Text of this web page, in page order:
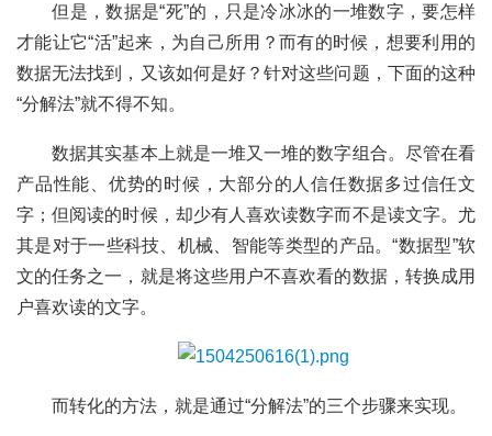
	但是，数据是“死”的，只是冷冰冰的一堆数字，要怎样
才能让它“活”起来，为自己所用？而有的时候，想要利用的
数据无法找到，又该如何是好？针对这些问题，下面的这种
“分解法”就不得不知。
	数据其实基本上就是一堆又一堆的数字组合。尽管在看
产品性能、优势的时候，大部分的人信任数据多过信任文
字；但阅读的时候，却少有人喜欢读数字而不是读文字。尤
其是对于一些科技、机械、智能等类型的产品。“数据型”软
文的任务之一，就是将这些用户不喜欢看的数据，转换成用
户喜欢读的文字。
	而转化的方法，就是通过“分解法”的三个步骤来实现。